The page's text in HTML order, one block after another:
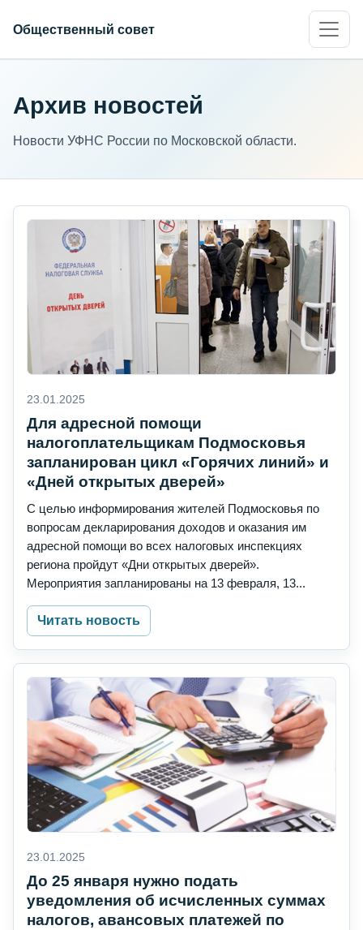
Общественный совет
Архив новостей
Новости УФНС России по Московской области.
23.01.2025
Для адресной помощи
налогоплательщикам Подмосковья
запланирован цикл «Горячих линий» и
«Дней открытых дверей»
С целью информирования жителей Подмосковья по
вопросам декларирования доходов и оказания им
адресной помощи во всех налоговых инспекциях
региона пройдут «Дни открытых дверей».
Мероприятия запланированы на 13 февраля, 13...
Читать новость
23.01.2025
До 25 января нужно подать
уведомления об исчисленных суммах
налогов, авансовых платежей по